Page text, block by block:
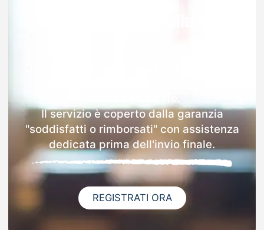
Il servizio è coperto dalla garanzia
"soddisfatti o rimborsati" con assistenza
dedicata prima dell'invio finale.
REGISTRATI ORA